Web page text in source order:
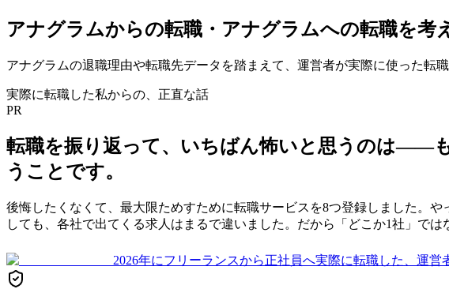
アナグラムからの転職・ アナグラムへの転職を考
アナグラムの退職理由や転職先データを踏まえて、運営者が実際に使った転
実際に転職した私からの、正直な話
PR
転職を振り返って、いちばん怖いと思うのは——
うことです。
後悔したくなくて、最大限ためすために転職サービスを8つ登録しました。
しても、各社で出てくる求人はまるで違いました。だから「どこか1社」で
2026年にフリーランスから正社員へ実際に転職した、運営